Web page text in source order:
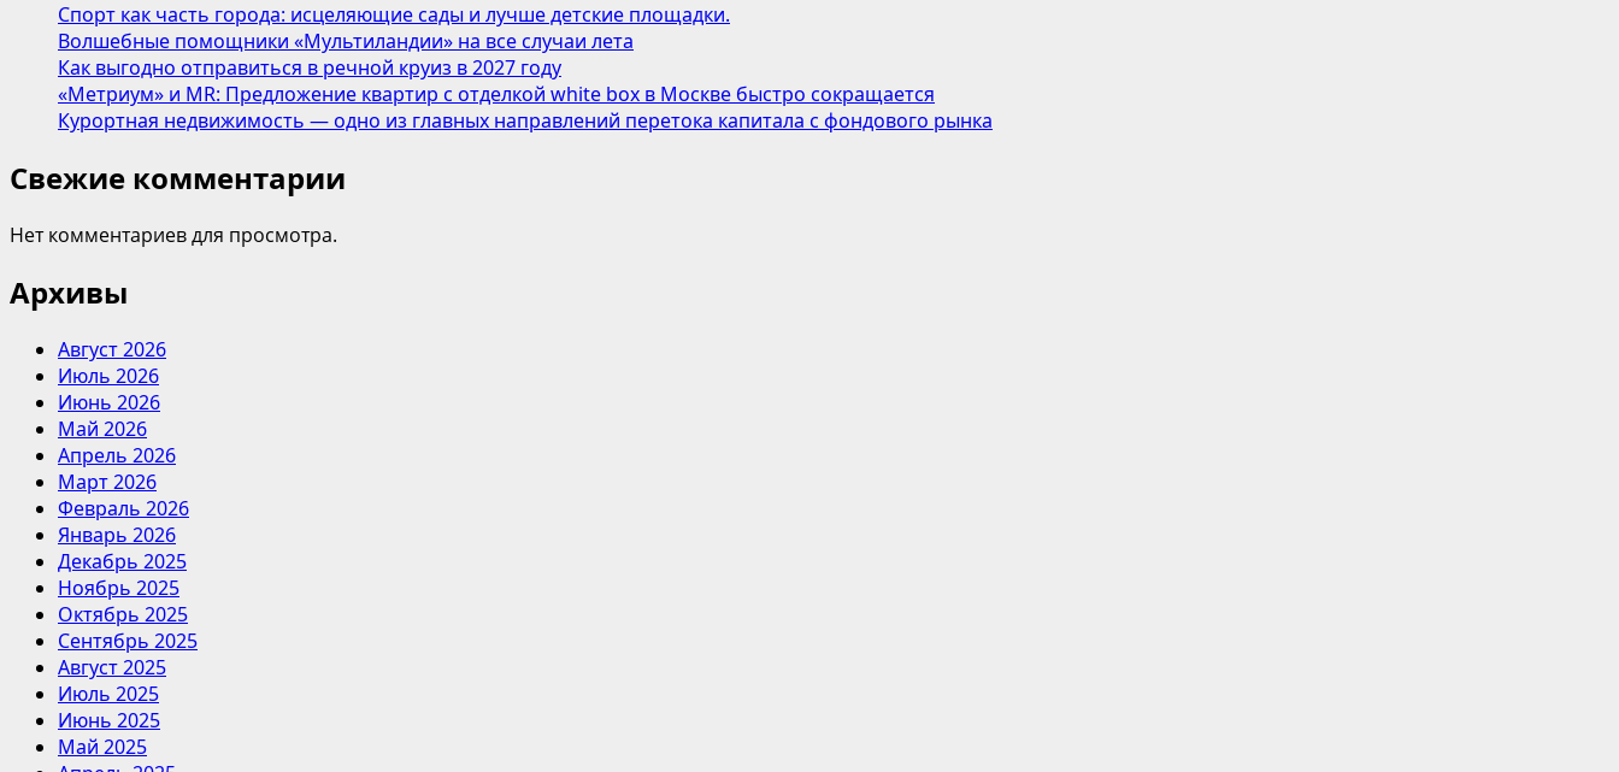
в
Калуге,
Обнинске,
Наро-
Фоминске
Москве
Спорт как часть города: исцеляющие сады и лучше детские площадки.
Волшебные помощники «Мультиландии» на все случаи лета
Как выгодно отправиться в речной круиз в 2027 году
«Метриум» и MR: Предложение квартир с отделкой white box в Москве быстро сокращается
Курортная недвижимость — одно из главных направлений перетока капитала с фондового рынка
Свежие комментарии
Нет комментариев для просмотра.
Архивы
Август 2026
Июль 2026
Июнь 2026
Май 2026
Апрель 2026
Март 2026
Февраль 2026
Январь 2026
Декабрь 2025
Ноябрь 2025
Октябрь 2025
Сентябрь 2025
Август 2025
Июль 2025
Июнь 2025
Май 2025